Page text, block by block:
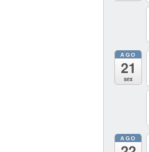
AGO
21
sex
AGO